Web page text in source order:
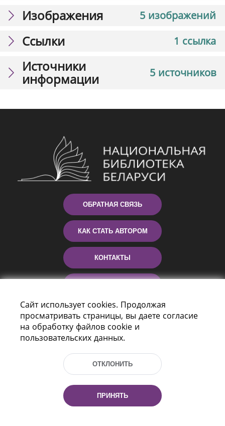
5 изображений
Изображения
1 ссылка
Ссылки
5 источников
Источники
информации
ОБРАТНАЯ СВЯЗЬ
КАК СТАТЬ АВТОРОМ
КОНТАКТЫ
г. Минск, Республика Беларусь, 220114
Тел.: (+375 17) 368 37 37, Факс: (+375 17)
Сайт использует cookies. Продолжая
просматривать страницы, вы даете согласие
на обработку файлов cookie и
пользовательских данных.
ОТКЛОНИТЬ
ПРИНЯТЬ